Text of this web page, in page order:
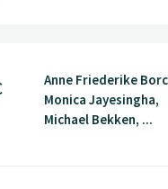
Anne Friederike
Monica Jayesingha,
Michael Bekken, ...